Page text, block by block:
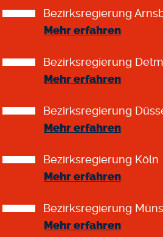
Bezirksregierung
Mehr erfahren
Bezirksregierung
Mehr erfahren
Bezirksregierung
Mehr erfahren
Bezirksregierung Köln
Mehr erfahren
Bezirksregierung
Mehr erfahren